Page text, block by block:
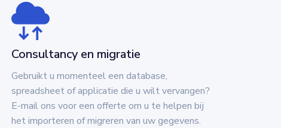
Consultancy en migratie
Gebruikt u momenteel een database,
spreadsheet of applicatie die u wilt vervangen?
E-mail ons voor een offerte om u te helpen bij
het importeren of migreren van uw gegevens.